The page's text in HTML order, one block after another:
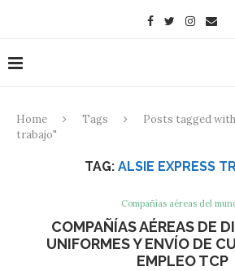
Home Tags
Posts tagged
trabajo"
TAG: ALSIE EXPRESS
Compañías aéreas del
COMPAÑÍAS AÉREAS DE
UNIFORMES Y ENVÍO DE
EMPLEO TCP